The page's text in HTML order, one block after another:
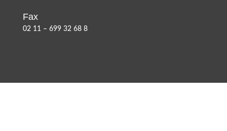
Fax
02 11 – 699 32 68 8